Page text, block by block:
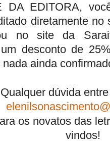
DA EDITORA,
diretamente
no site da
um desconto de
ainda
Qualquer dúvida
novatos das
vindos!